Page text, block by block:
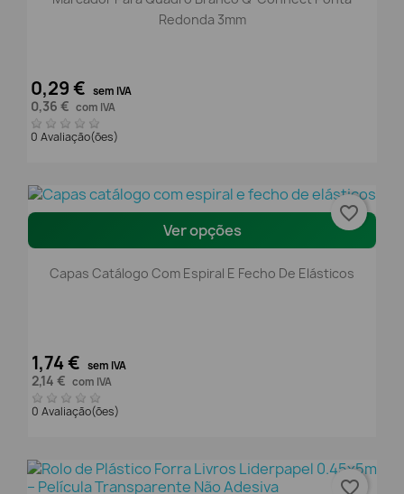
Redonda 3mm
0,29 € sem IVA
0,36 € com IVA
0 Avaliação(ões)
Ver opções
Capas Catálogo Com Espiral E Fecho De Elásticos
1,74 € sem IVA
2,14 € com IVA
0 Avaliação(ões)
favorite_border
favorite_border